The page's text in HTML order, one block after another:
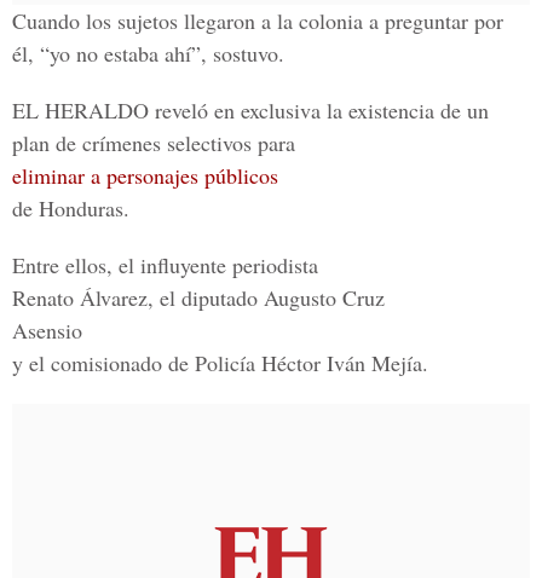
Cuando los sujetos llegaron a la colonia a preguntar por
él, “yo no estaba ahí”, sostuvo.
EL HERALDO reveló en exclusiva la existencia de un
plan de crímenes selectivos para
eliminar a personajes públicos
de Honduras.
Entre ellos, el influyente periodista
Renato Álvarez, el diputado Augusto Cruz
Asensio
y el comisionado de Policía Héctor Iván Mejía.